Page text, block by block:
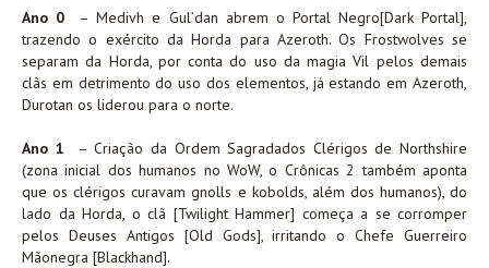
Ano 0
– Medivh e Gul’dan abrem o Portal Negro[Dark Portal],
trazendo o exército da Horda para Azeroth. Os Frostwolves se
separam da Horda, por conta do uso da magia Vil pelos demais
clãs em detrimento do uso dos elementos, já estando em Azeroth,
Durotan os liderou para o norte.
Ano 1
– Criação da Ordem Sagradados Clérigos de Northshire
(zona inicial dos humanos no WoW, o Crônicas 2 também aponta
que os clérigos curavam gnolls e kobolds, além dos humanos), do
lado da Horda, o clã [Twilight Hammer] começa a se corromper
pelos Deuses Antigos [Old Gods], irritando o Chefe Guerreiro
Mãonegra [Blackhand].